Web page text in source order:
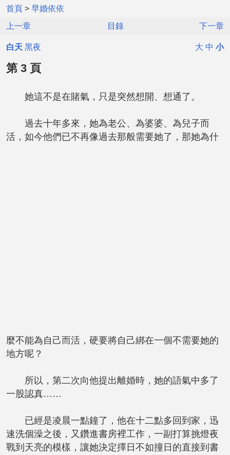
首頁 > 早婚依依
上一章
目錄 下一章
白天 黑夜 大 中 小
第 3 頁
她這不是在賭氣，只是突然想開、想通了。
過去十年多來，她為老公、為婆婆、為兒子而
活，如今他們已不再像過去那般需要她了，那她為什
麼不能為自己而活，硬要將自己綁在一個不需要她的
地方呢？
所以，第二次向他提出離婚時，她的語氣中多了
一股認真……
已經是凌晨一點鐘了，他在十二點多回到家，迅
速洗個澡之後，又鑽進書房裡工作，一副打算挑燈夜
戰到天亮的模樣，讓她決定擇日不如撞日的直接到書